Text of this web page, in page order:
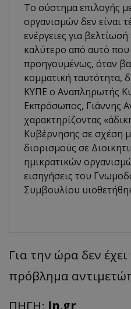
Το σύστημα επιλογής
οργανισμών δεν είναι
ενέργειες για
καλύτερο από αυτό
προηγουμένως, όταν
κομματική ταυτότητα,
ΚΥΠΕ ο Αναπληρωτής
Εκπρόσωπος, Γιάννης
χαρακτηρίζοντας
Κυβέρνησης σε σχέση
διορισμούς σε
ημικρατικών
εισηγήσεις του
Συμβουλίου
Για την ώρα δεν έχει
πρόβλημα
ΠΗΓΗ: In.gr